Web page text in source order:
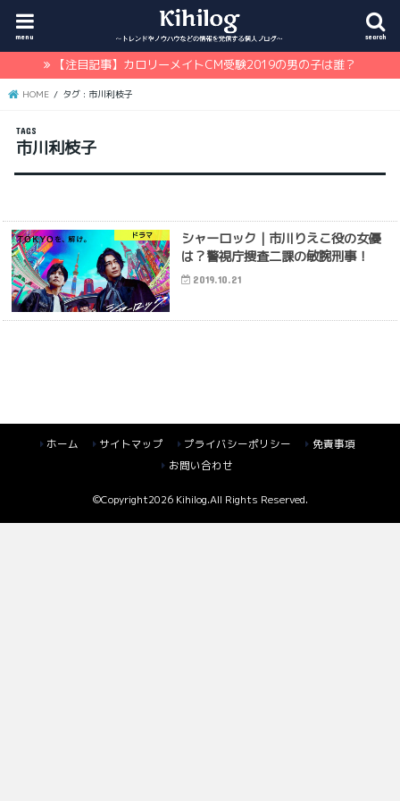
search
menu
【注目記事】カロリーメイトCM受験2019の男の子は誰？
HOME タグ : 市川利枝子
市川利枝子
ドラマ
シャーロック｜市川りえこ役の女優
は？警視庁捜査二課の敏腕刑事！
2019.10.21
ホーム サイトマップ プライバシーポリシー
免責事項
お問い合わせ
©Copyright2026 Kihilog.All Rights Reserved.